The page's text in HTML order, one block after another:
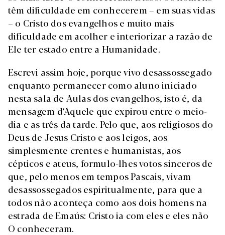
têm dificuldade em conhecerem – em suas vidas
– o Cristo dos evangelhos e muito mais
dificuldade em acolher e interiorizar a razão de
Ele ter estado entre a Humanidade.
Escrevi assim hoje, porque vivo desassossegado
enquanto permanecer como aluno iniciado
nesta sala de Aulas dos evangelhos, isto é, da
mensagem d’Aquele que expirou entre o meio-
dia e as três da tarde. Pelo que, aos religiosos do
Deus de Jesus Cristo e aos leigos, aos
simplesmente crentes e humanistas, aos
cépticos e ateus, formulo-lhes votos sinceros de
que, pelo menos em tempos Pascais, vivam
desassossegados espiritualmente, para que a
todos não aconteça como aos dois homens na
estrada de Emaús: Cristo ia com eles e eles não
O conheceram.